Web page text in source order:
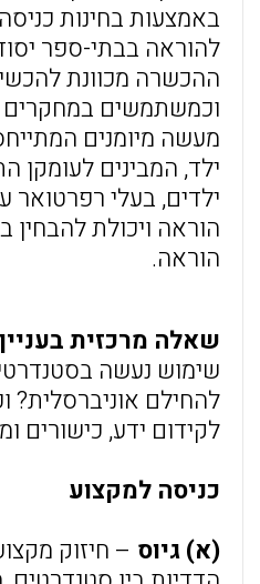
באמצעות בחינות
להוראה בבתי-ספר
ההכשרה מכוונת
וכמשתמשים במחקרים
מעשה מיומנים
ילד, המבינים לעומקן
ילדים, בעלי
הוראה ויכולת להבחין
הוראה.
שאלה מרכזית
שימוש נעשה
להחילם אוניברסלית?
לקידום ידע, כישורים
כניסה למקצוע
(א) גיוס – חיזוק